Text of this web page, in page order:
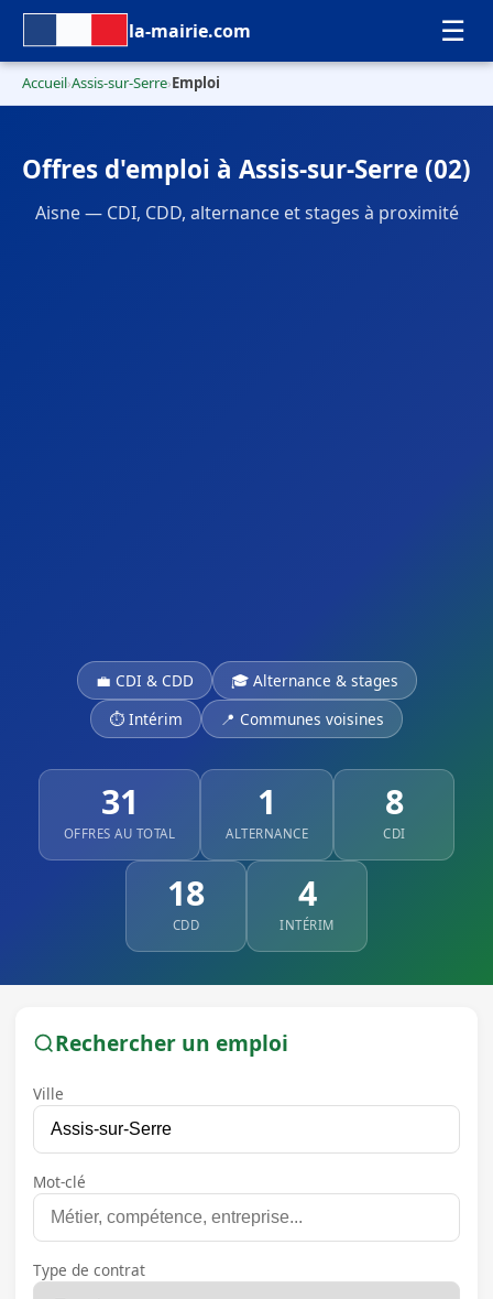
la-mairie.com ☰
Accueil›Assis-sur-Serre›Emploi
Offres d'emploi à Assis-sur-Serre (02)
Aisne — CDI, CDD, alternance et stages à proximité
💼 CDI & CDD
🎓 Alternance & stages
⏱ Intérim
📍 Communes voisines
31
OFFRES AU TOTAL
1
ALTERNANCE
8
CDI
18
CDD
4
INTÉRIM
Rechercher un emploi
Ville
Mot-clé
Type de contrat